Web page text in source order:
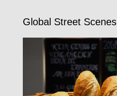
Global Street Scenes